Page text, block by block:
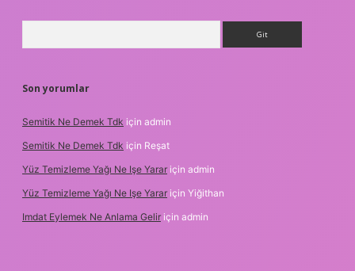
Son yorumlar
Semitik Ne Demek Tdk için admin
Semitik Ne Demek Tdk için Reşat
Yüz Temizleme Yağı Ne Işe Yarar için admin
Yüz Temizleme Yağı Ne Işe Yarar için Yiğithan
Imdat Eylemek Ne Anlama Gelir için admin